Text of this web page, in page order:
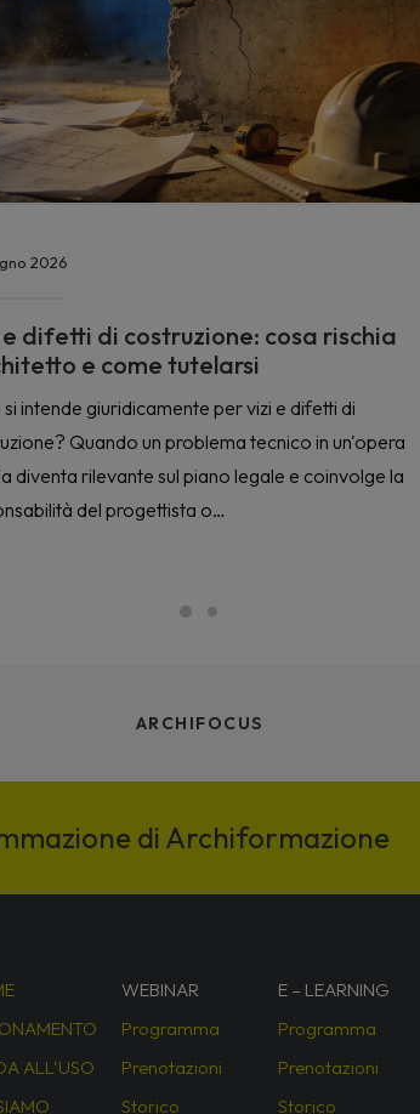
2026
difetti di costruzione: cosa rischia
e come tutelarsi
si intende giuridicamente per vizi e difetti di
Quando un problema tecnico in un'opera
diventa rilevante sul piano legale e coinvolge la
del progettista o…
ARCHIFOCUS
di Archiformazione
ALL’USO
WEBINAR
Programma
Prenotazioni
Storico
E – LEARNING
Programma
Prenotazioni
Storico